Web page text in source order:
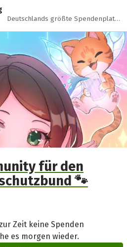
anzeigen
Deutschlands größte Spendenplattform
für den
🐾
Zeit keine Spenden
es morgen wieder.